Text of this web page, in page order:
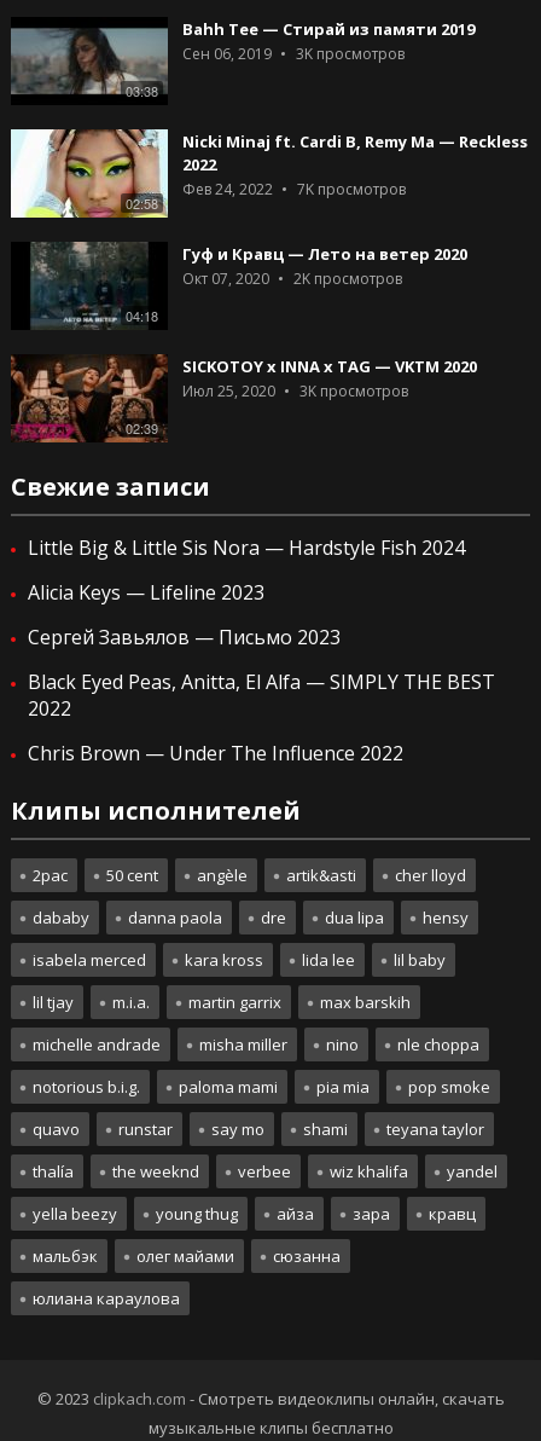
03:38
Bahh Tee — Стирай из памяти 2019
Сен 06, 2019 3Kпросмотров
02:58
Nicki Minaj ft. Cardi B, Remy Ma — Reckless
2022
Фев 24, 2022 7Kпросмотров
04:18
Гуф и Кравц — Лето на ветер 2020
Окт 07, 2020 2Kпросмотров
02:39
SICKOTOY x INNA x TAG — VKTM 2020
Июл 25, 2020 3Kпросмотров
Свежие записи
Little Big & Little Sis Nora — Hardstyle Fish 2024
Alicia Keys — Lifeline 2023
Сергей Завьялов — Письмо 2023
Black Eyed Peas, Anitta, El Alfa — SIMPLY THE BEST
2022
Chris Brown — Under The Influence 2022
Клипы исполнителей
2pac 50 cent angèle artik&asti
cher lloyd
dababy
danna paola dre dua lipa
hensy
isabela merced
kara kross lida lee
lil baby
lil tjay
m.i.a. martin garrix
max barskih
michelle andrade
misha miller nino
nle choppa
notorious b.i.g.
paloma mami pia mia
pop smoke
quavo
runstar say mo shami
teyana taylor
thalía
the weeknd verbee wiz khalifa
yandel
yella beezy
young thug айза зара
кравц
мальбэк
олег майами
сюзанна
юлиана караулова
© 2023 clipkach.com - Смотреть видеоклипы онлайн, скачать
музыкальные клипы бесплатно